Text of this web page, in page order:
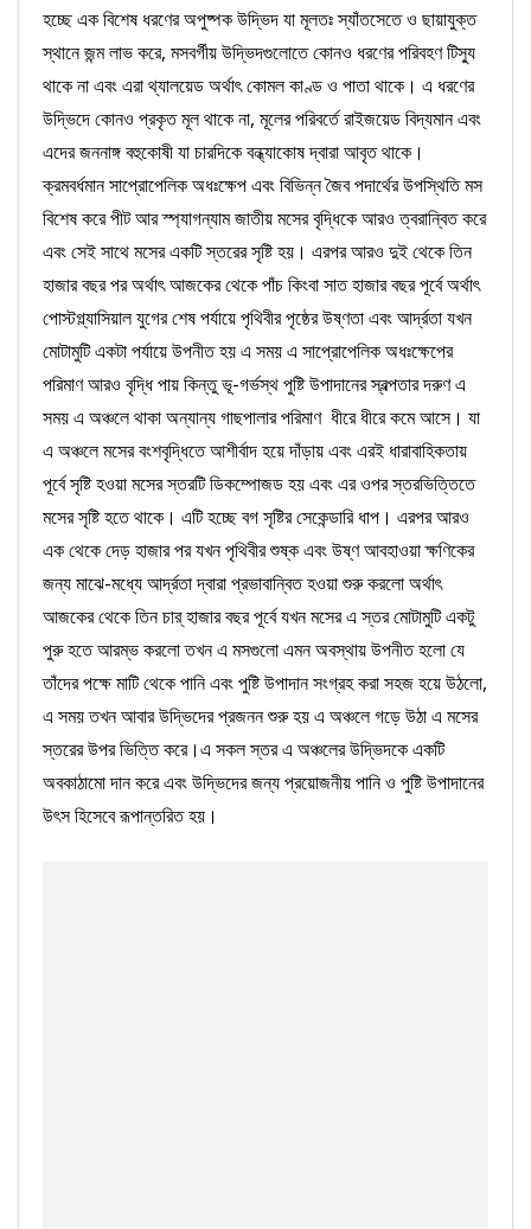
হচ্ছে এক বিশেষ ধরণের অপুষ্পক উদ্ভিদ যা মূলতঃ স্যাঁতসেতে ও ছায়াযুক্ত
স্থানে জন্ম লাভ করে, মসবর্গীয় উদ্ভিদগুলোতে কোনও ধরণের পরিবহণ টিস্যু
থাকে না এবং এরা থ্যালয়েড অর্থাৎ কোমল কাণ্ড ও পাতা থাকে। এ ধরণের
উদ্ভিদে কোনও প্রকৃত মূল থাকে না, মূলের পরিবর্তে রাইজয়েড বিদ্যমান এবং
এদের জননাঙ্গ বহুকোষী যা চারদিকে বন্ধ্যাকোষ দ্বারা আবৃত থাকে।
ক্রমবর্ধমান সাপ্রোপেলিক অধঃক্ষেপ এবং বিভিন্ন জৈব পদার্থের উপস্থিতি মস
বিশেষ করে পীট আর স্প্যাগন্যাম জাতীয় মসের বৃদ্ধিকে আরও ত্বরান্বিত করে
এবং সেই সাথে মসের একটি স্তরের সৃষ্টি হয়। এরপর আরও দুই থেকে তিন
হাজার বছর পর অর্থাৎ আজকের থেকে পাঁচ কিংবা সাত হাজার বছর পূর্বে অর্থাৎ
পোস্টগ্ল্যাসিয়াল যুগের শেষ পর্যায়ে পৃথিবীর পৃষ্ঠের উষ্ণতা এবং আর্দ্রতা যখন
মোটামুটি একটা পর্যায়ে উপনীত হয় এ সময় এ সাপ্রোপেলিক অধঃক্ষেপের
পরিমাণ আরও বৃদ্ধি পায় কিন্তু ভূ-গর্ভস্থ পুষ্টি উপাদানের স্বল্পতার দরুণ এ
সময় এ অঞ্চলে থাকা অন্যান্য গাছপালার পরিমাণ ধীরে ধীরে কমে আসে। যা
এ অঞ্চলে মসের বংশবৃদ্ধিতে আশীর্বাদ হয়ে দাঁড়ায় এবং এরই ধারাবাহিকতায়
পূর্বে সৃষ্টি হওয়া মসের স্তরটি ডিকম্পোজড হয় এবং এর ওপর স্তরভিত্তিতে
মসের সৃষ্টি হতে থাকে। এটি হচ্ছে বগ সৃষ্টির সেকেন্ডারি ধাপ। এরপর আরও
এক থেকে দেড় হাজার পর যখন পৃথিবীর শুষ্ক এবং উষ্ণ আবহাওয়া ক্ষণিকের
জন্য মাঝে-মধ্যে আর্দ্রতা দ্বারা প্রভাবান্বিত হওয়া শুরু করলো অর্থাৎ
আজকের থেকে তিন চার্ হাজার বছর পূর্বে যখন মসের এ স্তর মোটামুটি একটু
পুরু হতে আরম্ভ করলো তখন এ মসগুলো এমন অবস্থায় উপনীত হলো যে
তাঁদের পক্ষে মাটি থেকে পানি এবং পুষ্টি উপাদান সংগ্রহ করা সহজ হয়ে উঠলো,
এ সময় তখন আবার উদ্ভিদের প্রজনন শুরু হয় এ অঞ্চলে গড়ে উঠা এ মসের
স্তরের উপর ভিত্তি করে।এ সকল স্তর এ অঞ্চলের উদ্ভিদকে একটি
অবকাঠামো দান করে এবং উদ্ভিদের জন্য প্রয়োজনীয় পানি ও পুষ্টি উপাদানের
উৎস হিসেবে রূপান্তরিত হয়।